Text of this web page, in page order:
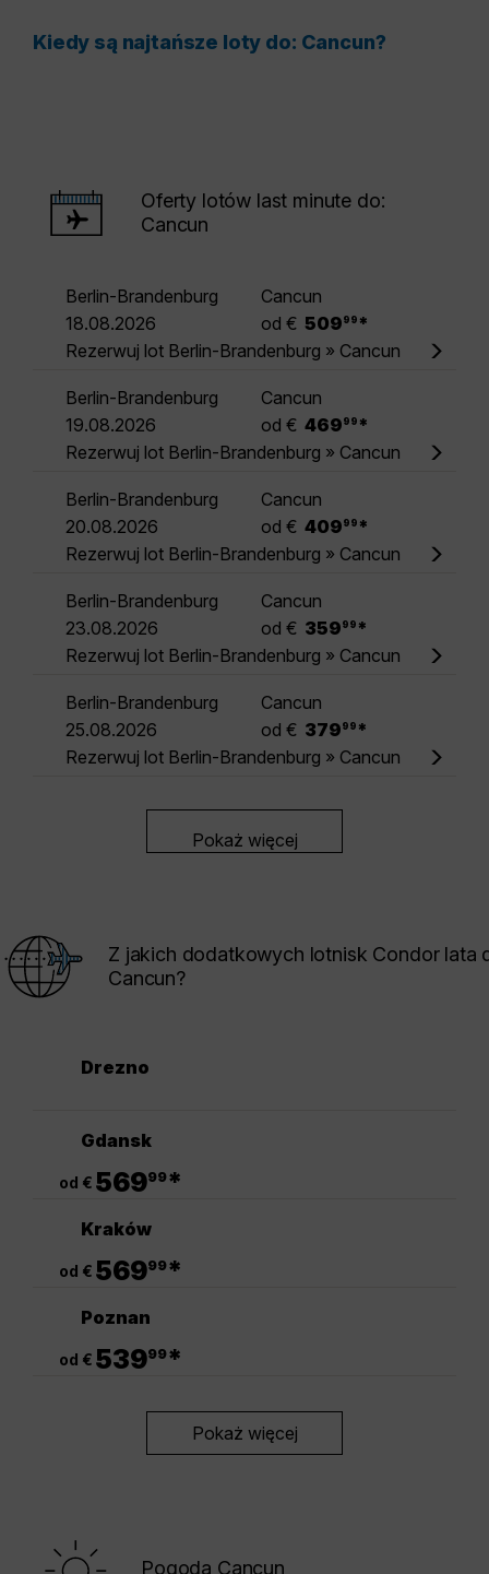
Kiedy są najtańsze loty do: Cancun?
Oferty lotów last minute do:
Cancun
Berlin-Brandenburg
Cancun
18.08.2026
od € 509 99 *
Rezerwuj lot Berlin-Brandenburg » Cancun
Berlin-Brandenburg
Cancun
19.08.2026
od € 469 99 *
Rezerwuj lot Berlin-Brandenburg » Cancun
Berlin-Brandenburg
Cancun
20.08.2026
od € 409 99 *
Rezerwuj lot Berlin-Brandenburg » Cancun
Berlin-Brandenburg
Cancun
23.08.2026
od € 359 99 *
Rezerwuj lot Berlin-Brandenburg » Cancun
Berlin-Brandenburg
Cancun
25.08.2026
od € 379 99 *
Rezerwuj lot Berlin-Brandenburg » Cancun
Pokaż więcej
Z jakich dodatkowych lotnisk Condor lata
Cancun?
Drezno
Gdansk
od € 56999*
Kraków
od € 56999*
Poznan
od € 53999*
Pokaż więcej
Pogoda Cancun